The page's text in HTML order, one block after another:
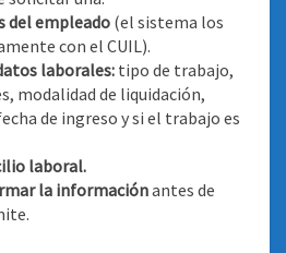
del empleado(el sistema los
con el CUIL).
laborales: tipo de trabajo,
modalidad de liquidación,
de ingreso y si el trabajo es
laboral.
la informaciónantes de